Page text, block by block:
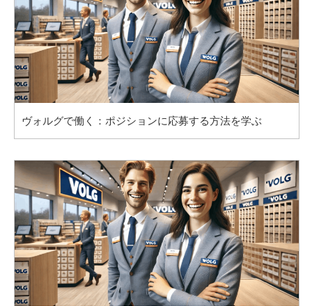
ヴォルグで働く：ポジションに応募する方法を学ぶ